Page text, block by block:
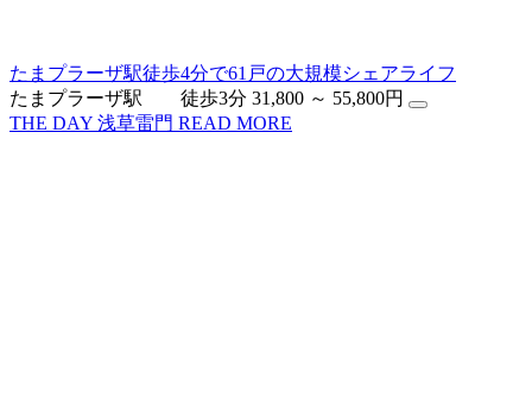
たまプラーザ駅徒歩4分で61戸の大規模シェアライフ
たまプラーザ駅 徒歩3分 31,800 ～ 55,800円
THE DAY 浅草雷門 READ MORE